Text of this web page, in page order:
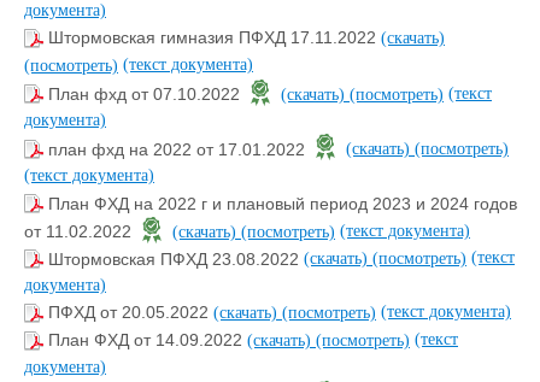
документа)
Штормовская гимназия ПФХД 17.11.2022 (скачать)
(посмотреть) (текст документа)
План фхд от 07.10.2022 (скачать) (посмотреть) (текст
документа)
план фхд на 2022 от 17.01.2022 (скачать) (посмотреть)
(текст документа)
План ФХД на 2022 г и плановый период 2023 и 2024 годов
от 11.02.2022
(скачать) (посмотреть) (текст документа)
Штормовская ПФХД 23.08.2022 (скачать) (посмотреть) (текст
документа)
ПФХД от 20.05.2022 (скачать) (посмотреть) (текст документа)
План ФХД от 14.09.2022 (скачать) (посмотреть) (текст
документа)